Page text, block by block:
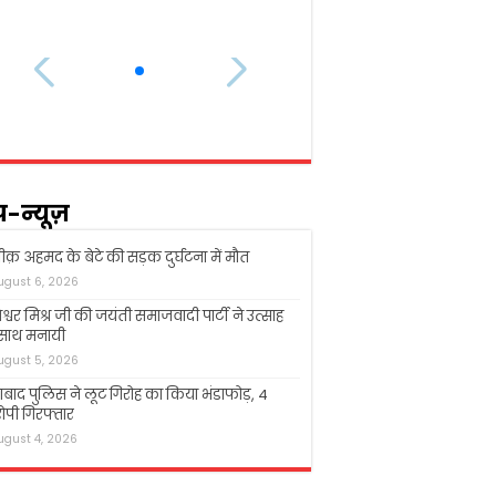
न्यूज़
अहमद के बेटे की सड़क दुर्घटना में मौत
6, 2026
मिश्र जी की जयंती समाजवादी पार्टी ने उत्साह
मनायी
5, 2026
पुलिस ने लूट गिरोह का किया भंडाफोड़, 4
गिरफ्तार
4, 2026